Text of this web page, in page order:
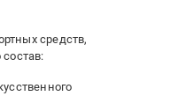
средств,